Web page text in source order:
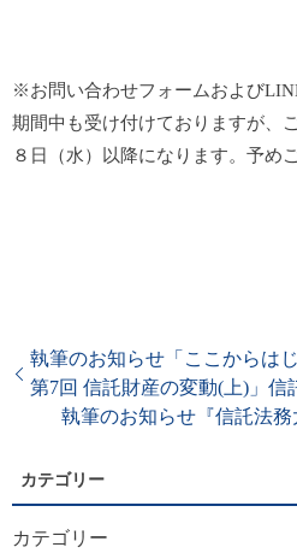
※お問い合わせフォームおよび
期間中も受け付けておりますが、
８日（水）以降になります。予め
執筆のお知らせ「ここからは
第7回 信託財産の変動(上)」信
執筆のお知らせ『信託法
カテゴリー